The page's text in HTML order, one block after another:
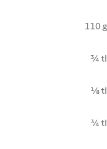
110 g
¾ tl
⅛ tl
¾ tl